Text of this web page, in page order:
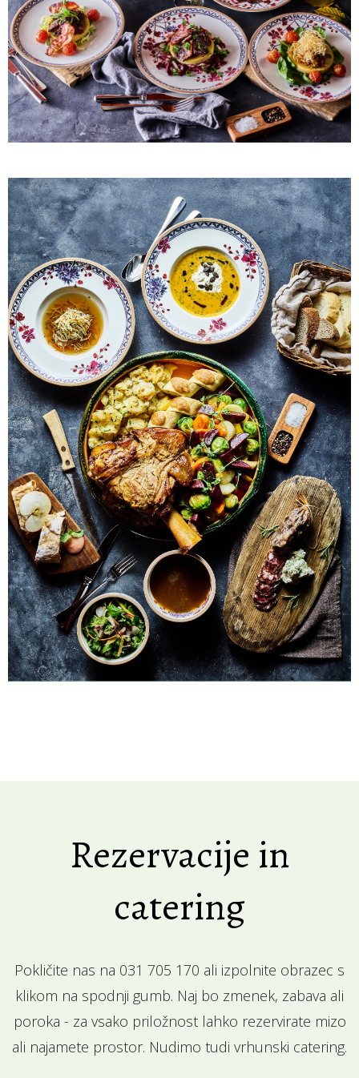
Rezervacije in
catering
Pokličite nas na 031 705 170 ali izpolnite obrazec s
klikom na spodnji gumb. Naj bo zmenek, zabava ali
poroka - za vsako priložnost lahko rezervirate mizo
ali najamete prostor. Nudimo tudi vrhunski catering.